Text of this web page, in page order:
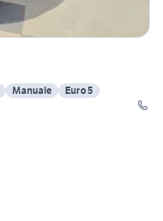
Manuale
Euro 5